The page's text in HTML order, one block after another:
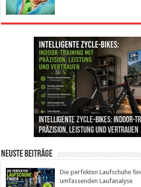
Die perfekten Laufschuhe finden,
umfassenden Laufanalyse
Intelligente ZYCLE-Bikes: Indoor-
Präzision, Leistung und Vertrauen
Insemination (IUI): Ablauf,
Kosten im Überblick
Cannabis als Medizin: Wie es
und Schlaf im Alltag beeinflusst
Leben mit Inkontinenz: Tipps für
Sicherheit im Alltag
Neuste Beiträge
Die perfekten Laufschuhe
umfassenden Laufanalyse